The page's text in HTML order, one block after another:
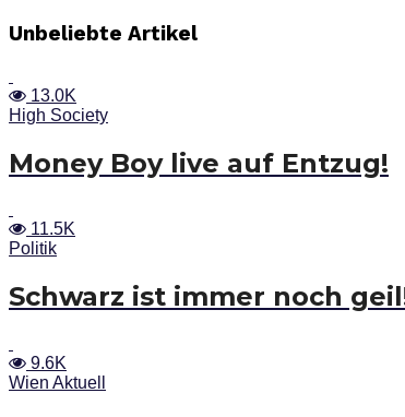
Unbeliebte Artikel
13.0K
High Society
Money Boy live auf Entzug!
11.5K
Politik
Schwarz ist immer noch
9.6K
Wien Aktuell